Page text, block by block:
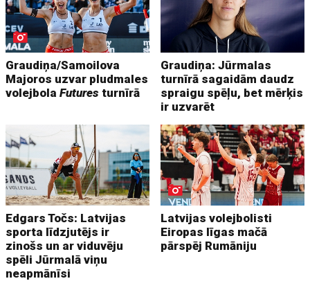
Graudiņa/Samoilova
Majoros uzvar pludmales
volejbolaFutures turnīrā
Graudiņa: Jūrmalas
turnīrā sagaidām daudz
spraigu spēļu, bet mērķis
ir uzvarēt
Edgars Točs: Latvijas
sporta līdzjutējs ir
zinošs un ar viduvēju
spēli Jūrmalā viņu
neapmānīsi
Latvijas volejbolisti
Eiropas līgas mačā
pārspēj Rumāniju